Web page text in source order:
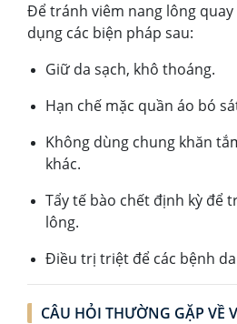
Để tránh viêm nang lông quay
dụng các biện pháp sau:
Giữ da sạch, khô thoáng.
Hạn chế mặc quần áo bó
Không dùng chung khăn
khác.
Tẩy tế bào chết định kỳ để
lông.
Điều trị triệt để các bệnh
CÂU HỎI THƯỜNG GẶP VỀ